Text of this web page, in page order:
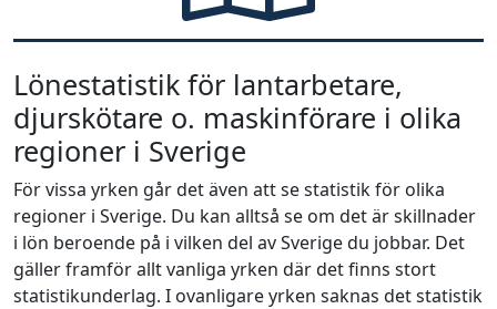
Lönestatistik för lantarbetare,
djurskötare o. maskinförare i olika
regioner i Sverige
För vissa yrken går det även att se statistik för olika
regioner i Sverige. Du kan alltså se om det är skillnader
i lön beroende på i vilken del av Sverige du jobbar. Det
gäller framför allt vanliga yrken där det finns stort
statistikunderlag. I ovanligare yrken saknas det statistik